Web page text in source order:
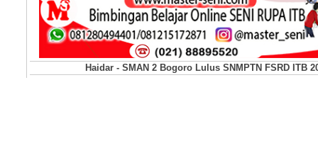
Haidar - SMAN 2 Bogoro Lulus SNMPTN FSRD ITB